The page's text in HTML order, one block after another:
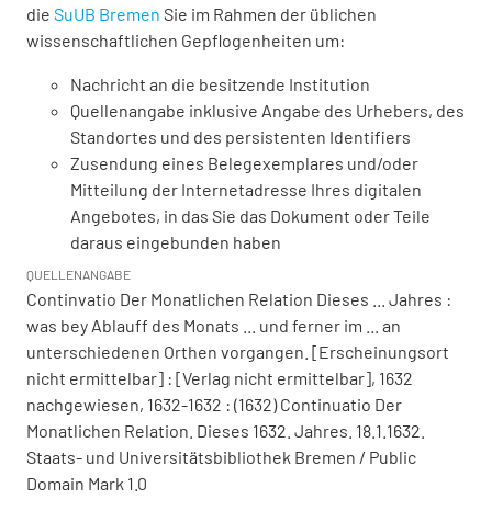
die SuUB Bremen Sie im Rahmen der üblichen
wissenschaftlichen Gepflogenheiten um:
Nachricht an die besitzende Institution
Quellenangabe inklusive Angabe des Urhebers, des
Standortes und des persistenten Identifiers
Zusendung eines Belegexemplares und/oder
Mitteilung der Internetadresse Ihres digitalen
Angebotes, in das Sie das Dokument oder Teile
daraus eingebunden haben
QUELLENANGABE
Continvatio Der Monatlichen Relation Dieses ... Jahres :
was bey Ablauff des Monats ... und ferner im ... an
unterschiedenen Orthen vorgangen. [Erscheinungsort
nicht ermittelbar] : [Verlag nicht ermittelbar], 1632
nachgewiesen, 1632-1632 : (1632) Continuatio Der
Monatlichen Relation. Dieses 1632. Jahres. 18.1.1632.
Staats- und Universitätsbibliothek Bremen / Public
Domain Mark 1.0